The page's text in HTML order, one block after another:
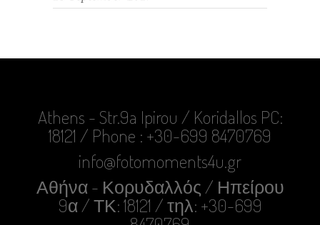
Athens - Str.9a Ipirou / Koridallos PC:
18121 / Phone : +30-699 8470769
info@fotomoments4u.gr
Αθήνα - Κορυδαλλός / Ηπείρου
9α / ΤΚ: 18121 / τηλ: +30-699